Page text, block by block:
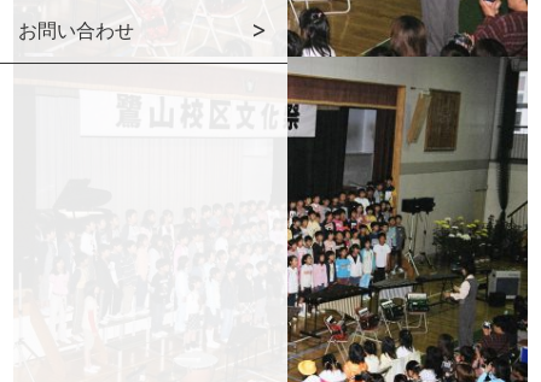
お問い合わせ